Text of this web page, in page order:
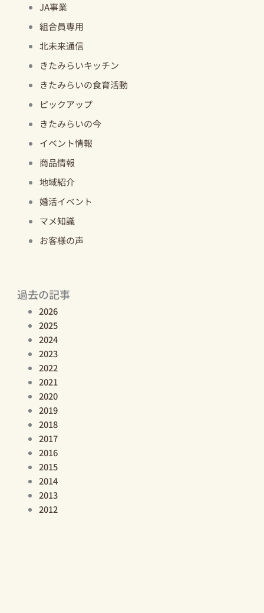
JA事業
組合員専用
北未来通信
きたみらいキッチン
きたみらいの食育活動
ピックアップ
きたみらいの今
イベント情報
商品情報
地域紹介
婚活イベント
マメ知識
お客様の声
過去の記事
2026
2025
2024
2023
2022
2021
2020
2019
2018
2017
2016
2015
2014
2013
2012